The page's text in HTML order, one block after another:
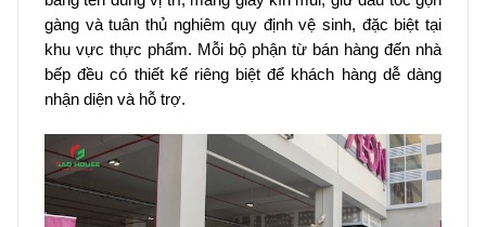
gàng và tuân thủ nghiêm quy định vệ sinh, đặc biệt tại
khu vực thực phẩm. Mỗi bộ phận từ bán hàng đến nhà
bếp đều có thiết kế riêng biệt để khách hàng dễ dàng
nhận diện và hỗ trợ.